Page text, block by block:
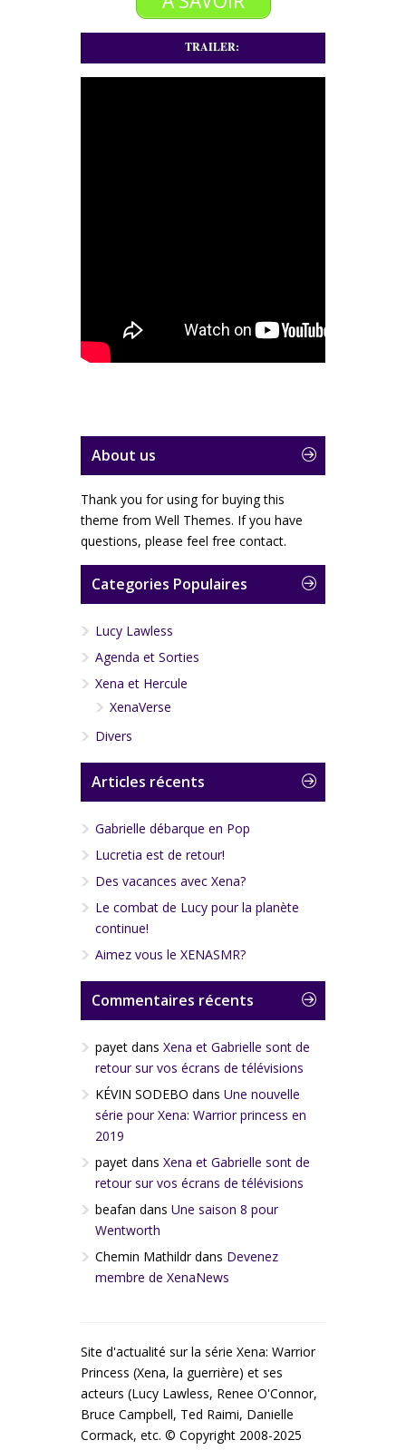
TRAILER:
About us
Thank you for using for buying this
theme from Well Themes. If you have
questions, please feel free contact.
Categories Populaires
Lucy Lawless
Agenda et Sorties
Xena et Hercule
XenaVerse
Divers
Articles récents
Gabrielle débarque en Pop
Lucretia est de retour!
Des vacances avec Xena?
Le combat de Lucy pour la planète
continue!
Aimez vous le XENASMR?
Commentaires récents
payet dans Xena et Gabrielle sont de
retour sur vos écrans de télévisions
KÉVIN SODEBO dans Une nouvelle
série pour Xena: Warrior princess en
2019
payet dans Xena et Gabrielle sont de
retour sur vos écrans de télévisions
beafan dans Une saison 8 pour
Wentworth
Chemin Mathildrdans Devenez
membre de XenaNews
Site d'actualité sur la série Xena: Warrior
Princess (Xena, la guerrière) et ses
acteurs (Lucy Lawless, Renee O'Connor,
Bruce Campbell, Ted Raimi, Danielle
Cormack, etc. © Copyright 2008-2025